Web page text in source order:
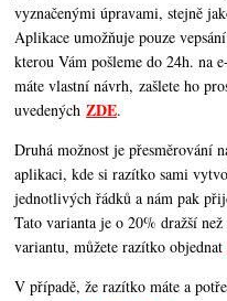
vyznačenými úpravami, stejně
Aplikace umožňuje pouze
kterou Vám pošleme do 24h. na
máte vlastní návrh, zašlete ho
uvedenýchZDE.
Druhá možnost je přesměrování
aplikaci, kde si razítko sami
jednotlivých řádků a nám pak
Tato varianta je o 20% dražší
variantu, můžete razítko objednat
V případě, že razítko máte a